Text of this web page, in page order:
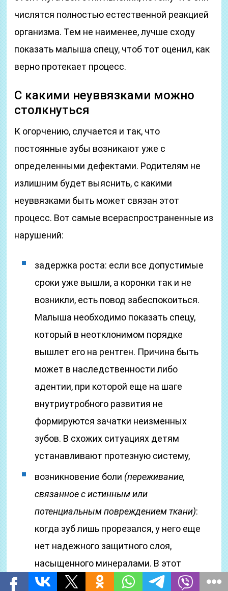
числятся полностью естественной реакцией
организма. Тем не наименее, лучше сходу
показать малыша спецу, чтоб тот оценил, как
верно протекает процесс.
С какими неуввязками можно
столкнуться
К огорчению, случается и так, что
постоянные зубы возникают уже с
определенными дефектами. Родителям не
излишним будет выяснить, с какими
неуввязками быть может связан этот
процесс. Вот самые всераспространенные из
нарушений:
задержка роста: если все допустимые
сроки уже вышли, а коронки так и не
возникли, есть повод забеспокоиться.
Малыша необходимо показать спецу,
который в неотклонимом порядке
вышлет его на рентген. Причина быть
может в наследственности либо
адентии, при которой еще на шаге
внутриутробного развития не
формируются зачатки неизменных
зубов. В схожих ситуациях детям
устанавливают протезную систему,
возникновение боли (переживание,
связанное с истинным или
потенциальным повреждением ткани):
когда зуб лишь прорезался, у него еще
нет надежного защитного слоя,
насыщенного минералами. В этот
период он будет очень восприимчив к